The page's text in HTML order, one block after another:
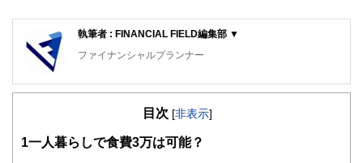
執筆者 : FINANCIAL FIELD編集部 ▼
ファイナンシャルプランナー
FinancialField編集部は、金融、経済に関する記事を、日々
知識がない方でも理解できるようわかりやすく発信していま
目次 [非表示]
1 一人暮らしで食費3万は可能？